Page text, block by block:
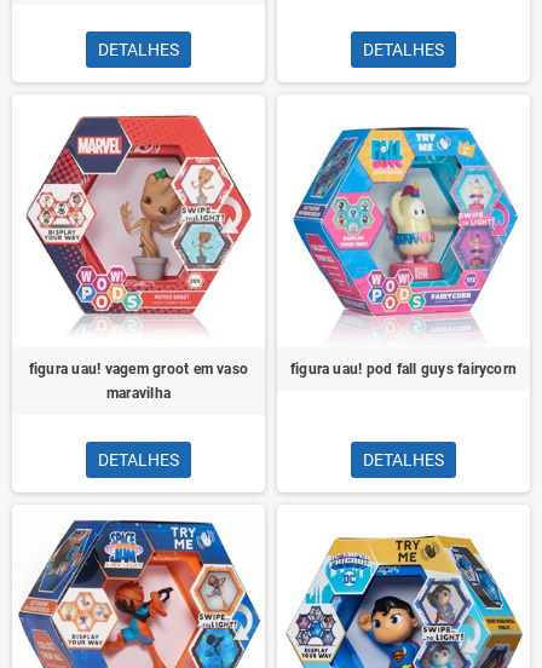
DETALHES DETALHES
figura uau! vagem groot em vaso
maravilha
DETALHES
figura uau! pod fall guys fairycorn
DETALHES